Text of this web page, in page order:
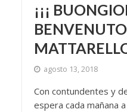
¡¡¡
agosto 13, 2018
Con contundentes y
espera cada mañana